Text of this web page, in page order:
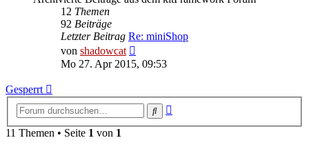
12 Themen
92 Beiträge
Letzter Beitrag Re: miniShop
von shadowcat
Beitrag
Mo 27. Apr 2015, 09:53
Gesperrt
Suche
11 Themen • Seite 1 von 1